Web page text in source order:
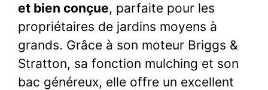
et bien conçue, parfaite pour les
propriétaires de jardins moyens à
grands. Grâce à son moteur Briggs &
Stratton, sa fonction mulching et son
bac généreux, elle offre un excellent